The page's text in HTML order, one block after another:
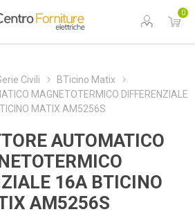
0
Civili
BTicino Matix
MAGNETOTERMICO DIFFERENZIALE
MATIX AM5256S
AUTOMATICO
16A BTICINO
AM5256S